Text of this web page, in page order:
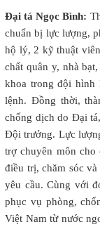
Đại tá Ngọc Bình:
chuẩn bị lực lượng,
hộ lý, 2 kỹ thuật
chất quân y, nhà
khoa trong đội hình
lệnh. Đồng thời,
chống dịch do Đại
Đội trưởng. Lực
trợ chuyên môn cho
điều trị, chăm sóc
yêu cầu. Cùng với
phục vụ phòng,
Việt Nam từ nước